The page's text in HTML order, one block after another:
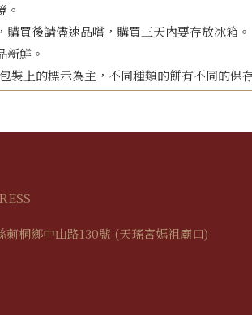
。
買後請儘速品嚐，購買三天內要存放冰箱。
新鮮。
裝上的標示為主，不同種類的餅有不同的保
莿桐鄉中山路130號 (天瑤宮媽祖廟口)